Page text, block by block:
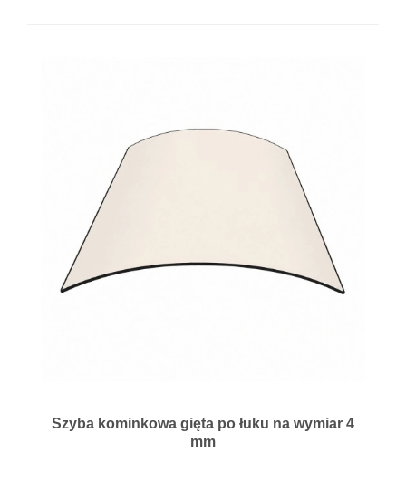
Szyba kominkowa gięta po łuku na wymiar 4
mm